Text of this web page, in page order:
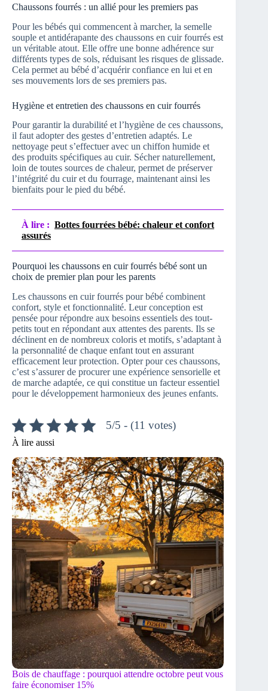
Chaussons fourrés : un allié pour les premiers pas
Pour les bébés qui commencent à marcher, la semelle
souple et antidérapante des chaussons en cuir fourrés est
un véritable atout. Elle offre une bonne adhérence sur
différents types de sols, réduisant les risques de glissade.
Cela permet au bébé d’acquérir confiance en lui et en
ses mouvements lors de ses premiers pas.
Hygiène et entretien des chaussons en cuir fourrés
Pour garantir la durabilité et l’hygiène de ces chaussons,
il faut adopter des gestes d’entretien adaptés. Le
nettoyage peut s’effectuer avec un chiffon humide et
des produits spécifiques au cuir. Sécher naturellement,
loin de toutes sources de chaleur, permet de préserver
l’intégrité du cuir et du fourrage, maintenant ainsi les
bienfaits pour le pied du bébé.
À lire : Bottes fourrées bébé: chaleur et confort
assurés
Pourquoi les chaussons en cuir fourrés bébé sont un
choix de premier plan pour les parents
Les chaussons en cuir fourrés pour bébé combinent
confort, style et fonctionnalité. Leur conception est
pensée pour répondre aux besoins essentiels des tout-
petits tout en répondant aux attentes des parents. Ils se
déclinent en de nombreux coloris et motifs, s’adaptant à
la personnalité de chaque enfant tout en assurant
efficacement leur protection. Opter pour ces chaussons,
c’est s’assurer de procurer une expérience sensorielle et
de marche adaptée, ce qui constitue un facteur essentiel
pour le développement harmonieux des jeunes enfants.
5/5 - (11 votes)
À lire aussi
Bois de chauffage : pourquoi attendre octobre peut vous
faire économiser 15%